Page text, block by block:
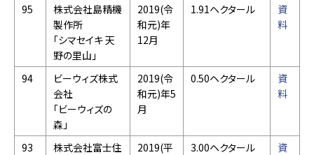
95
株式会社島精機
製作所
「シマセイキ 天
野の里山」
2019(令
和元)年
12月
1.91ヘクタール
資
料
94
ビーウィズ株式
会社
「ビーウィズの
森」
2019(令
和元)年5
月
0.50ヘクタール
資
料
93
株式会社富士住
2019(平
3.00ヘクタール
資